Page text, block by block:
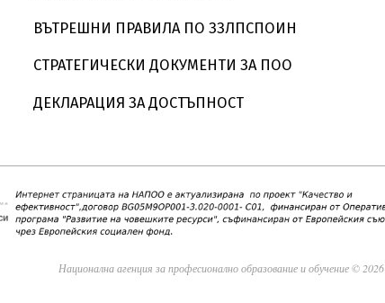
ВЪТРЕШНИ ПРАВИЛА ПО ЗЗЛПСПОИН
СТРАТЕГИЧЕСКИ ДОКУМЕНТИ ЗА ПОО
ДЕКЛАРАЦИЯ ЗА ДОСТЪПНОСТ
Национална агенция за професионално образование и обучение © 2026